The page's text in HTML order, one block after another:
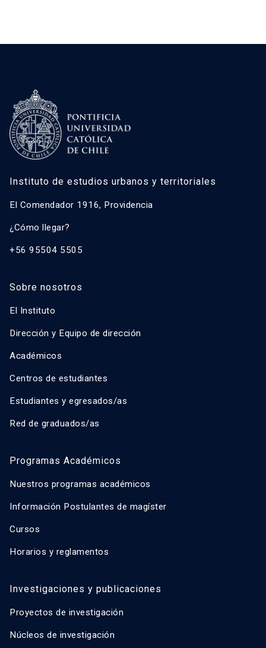
Instituto de estudios urbanos y territoriales
El Comendador 1916, Providencia
¿Cómo llegar?
+56 95504 5505
Sobre nosotros
El Instituto
Dirección y Equipo de dirección
Académicos
Centros de estudiantes
Estudiantes y egresados/as
Red de graduados/as
Programas Académicos
Nuestros programas académicos
Información Postulantes de magíster
Cursos
Horarios y reglamentos
Investigaciones y publicaciones
Proyectos de investigación
Núcleos de investigación